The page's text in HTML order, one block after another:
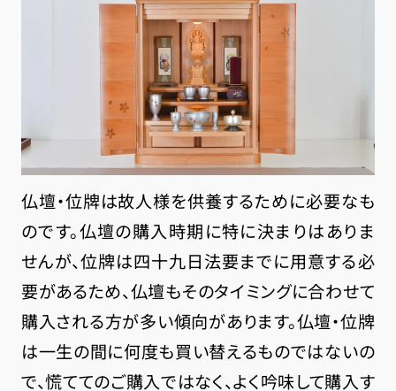
仏壇・位牌は故人様を供養するために必要なも
のです。仏壇の購入時期に特に決まりはありま
せんが、位牌は四十九日法要までに用意する必
要があるため、仏壇もそのタイミングに合わせて
購入される方が多い傾向があります。仏壇・位牌
は一生の間に何度も買い替えるものではないの
で、慌ててのご購入ではなく、よく吟味して購入す